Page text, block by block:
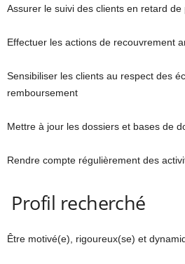
Assurer le suivi des clients en retard de
Effectuer les actions de recouvrement
Sensibiliser les clients au respect des
remboursement
Mettre à jour les dossiers et bases de
Rendre compte régulièrement des
Profil recherché
Être motivé(e), rigoureux(se) et